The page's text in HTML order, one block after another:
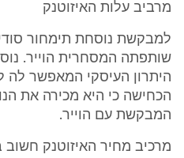
מרביב עלות האיזוטנק
למבקשת נוסחת תימחור
שותפתה המסחרית הוייר.
היתרון העיסקי המאפשר לה
הכחישה כי היא מכירה את
המבקשת עם הוייר.
מרכיב מחיר האיזוטנק